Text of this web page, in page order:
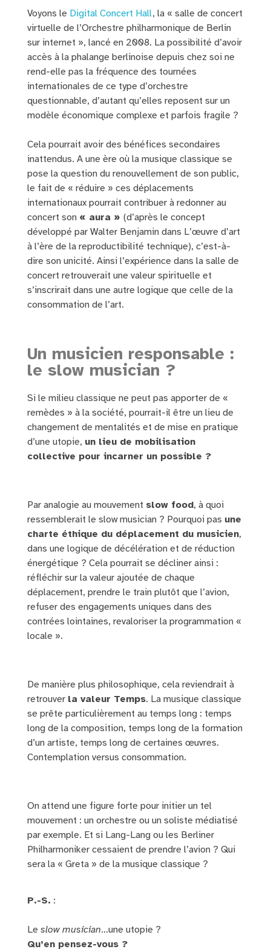
Voyons le Digital Concert Hall, la « salle de concert
virtuelle de l’Orchestre philharmonique de Berlin
sur internet », lancé en 2008. La possibilité d’avoir
accès à la phalange berlinoise depuis chez soi ne
rend-elle pas la fréquence des tournées
internationales de ce type d’orchestre
questionnable, d’autant qu’elles reposent sur un
modèle économique complexe et parfois fragile ?
Cela pourrait avoir des bénéfices secondaires
inattendus. A une ère où la musique classique se
pose la question du renouvellement de son public,
le fait de « réduire » ces déplacements
internationaux pourrait contribuer à redonner au
concert son « aura » (d’après le concept
développé par Walter Benjamin dans L’œuvre d’art
à l’ère de la reproductibilité technique), c’est-à-
dire son unicité. Ainsi l’expérience dans la salle de
concert retrouverait une valeur spirituelle et
s’inscrirait dans une autre logique que celle de la
consommation de l’art.
Un musicien responsable :
le slow musician ?
Si le milieu classique ne peut pas apporter de «
remèdes » à la société, pourrait-il être un lieu de
changement de mentalités et de mise en pratique
d’une utopie, un lieu de mobilisation
collective pour incarner un possible ?
Par analogie au mouvement slow food, à quoi
ressemblerait le slow musician ? Pourquoi pas une
charte éthique du déplacement du musicien,
dans une logique de décélération et de réduction
énergétique ? Cela pourrait se décliner ainsi :
réfléchir sur la valeur ajoutée de chaque
déplacement, prendre le train plutôt que l’avion,
refuser des engagements uniques dans des
contrées lointaines, revaloriser la programmation «
locale ».
De manière plus philosophique, cela reviendrait à
retrouver la valeur Temps. La musique classique
se prête particulièrement au temps long : temps
long de la composition, temps long de la formation
d’un artiste, temps long de certaines œuvres.
Contemplation versus consommation.
On attend une figure forte pour initier un tel
mouvement : un orchestre ou un soliste médiatisé
par exemple. Et si Lang-Lang ou les Berliner
Philharmoniker cessaient de prendre l’avion ? Qui
sera la « Greta » de la musique classique ?
P.-S. :
Le slow musician…une utopie ?
Qu’en pensez-vous ?